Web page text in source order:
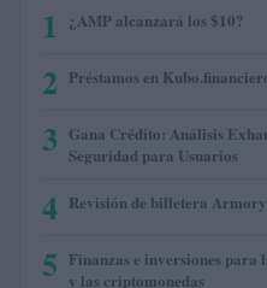
1 ¿AMP alcanzará los $10?
2 Préstamos en
3 Gana Crédito: Análisis
Seguridad para Usuarios
4 Revisión de billetera
5 Finanzas e inversiones para
y las criptomonedas